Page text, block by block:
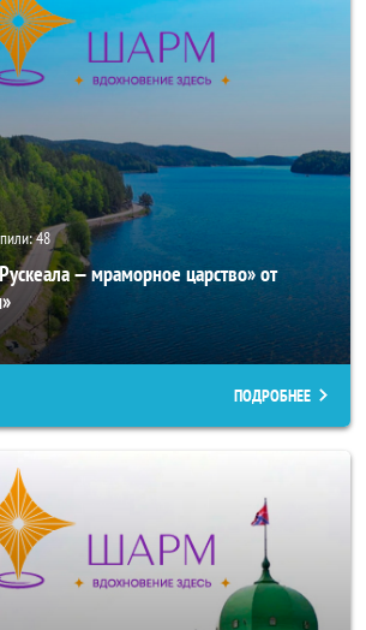
48
— мраморное царство» от
ПОДРОБНЕЕ